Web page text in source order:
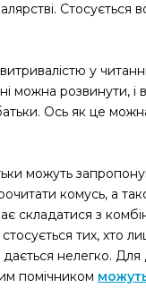
Стосується
у
можна розвинути, і в
Ось як це
можуть
комусь, а
складатися з
тих, хто
нелегко. Для
помічником